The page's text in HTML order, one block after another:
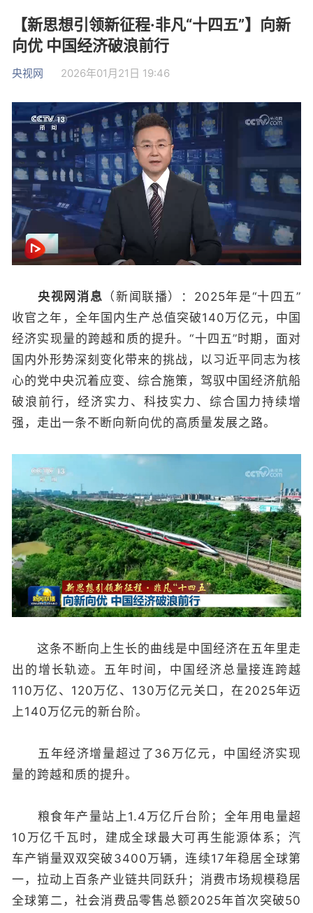
【新思想引领新征程·非凡“十四五”】向新
向优 中国经济破浪前行
央视网 2026年01月21日 19:46
央视网消息 （新闻联播）：2025年是“十四五”
收官之年，全年国内生产总值突破140万亿元，中国
经济实现量的跨越和质的提升。“十四五”时期，面对
国内外形势深刻变化带来的挑战，以习近平同志为核
心的党中央沉着应变、综合施策，驾驭中国经济航船
破浪前行，经济实力、科技实力、综合国力持续增
强，走出一条不断向新向优的高质量发展之路。
这条不断向上生长的曲线是中国经济在五年里走
出的增长轨迹。五年时间，中国经济总量接连跨越
110万亿、120万亿、130万亿元关口，在2025年迈
上140万亿元的新台阶。
五年经济增量超过了36万亿元，中国经济实现
量的跨越和质的提升。
粮食年产量站上1.4万亿斤台阶；全年用电量超
10万亿千瓦时，建成全球最大可再生能源体系；汽
车产销量双双突破3400万辆，连续17年稳居全球第
一，拉动上百条产业链共同跃升；消费市场规模稳居
全球第二，社会消费品零售总额2025年首次突破50